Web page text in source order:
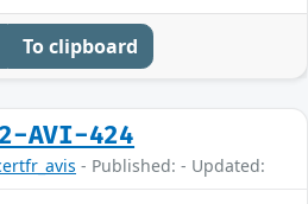
To clipboard
AVI-424
- Published: - Updated: